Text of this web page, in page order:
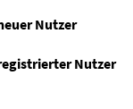
Nutzer
Nutzer